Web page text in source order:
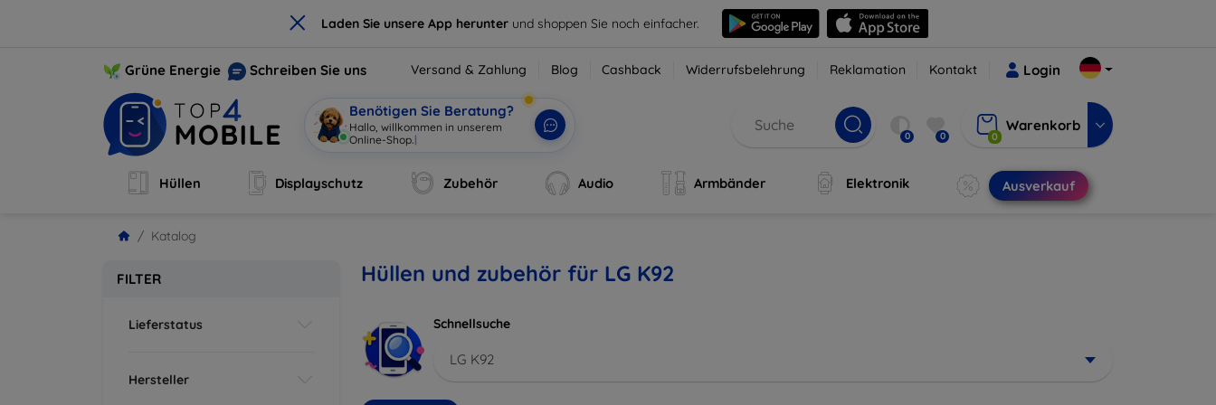
× Laden Sie unsere App herunter und shoppen Sie noch einfacher.
Grüne Energie Schreiben Sie uns Versand & Zahlung Blog Cashback Widerrufsbelehrung Reklamation Kontakt Login
Benötigen Sie Beratung?
Hallo, willkommen in unserem
Online-Shop. | 0 0 0
Warenkorb
Hüllen Displayschutz Zubehör Audio Armbänder Elektronik Ausverkauf
Katalog
FILTER
Lieferstatus
Hersteller
Hüllen und zubehör für LG K92
Schnellsuche
LG K92